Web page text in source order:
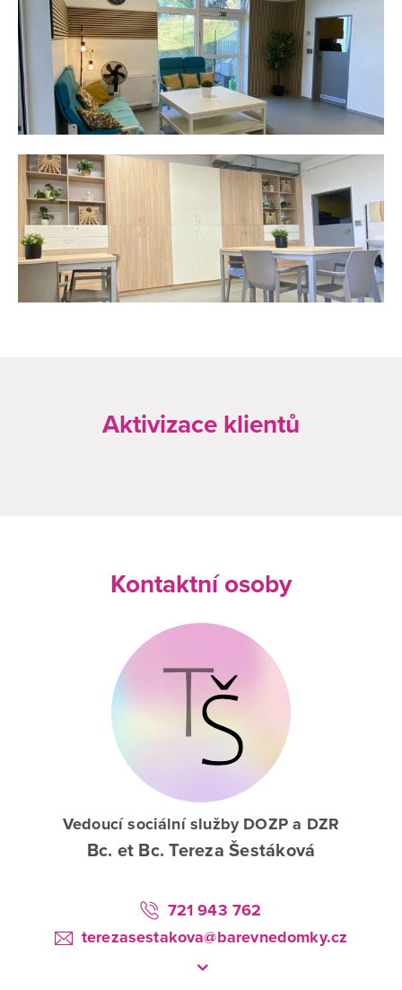
Aktivizace klientů
Kontaktní osoby
Vedoucí sociální služby DOZP a DZR
Bc. et Bc. Tereza Šestáková
721 943 762
terezasestakova@barevnedomky.cz